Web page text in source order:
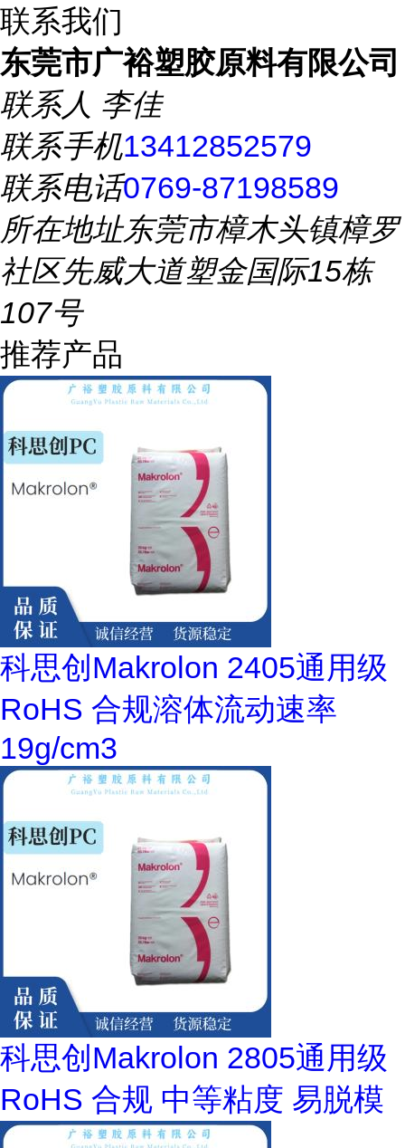
联系我们
东莞市广裕塑胶原料有限公司
联系人 李佳
联系手机13412852579
联系电话0769-87198589
所在地址东莞市樟木头镇樟罗
社区先威大道塑金国际15栋
107号
推荐产品
科思创Makrolon 2405通用级
RoHS 合规溶体流动速率
19g/cm3
科思创Makrolon 2805通用级
RoHS 合规 中等粘度 易脱模